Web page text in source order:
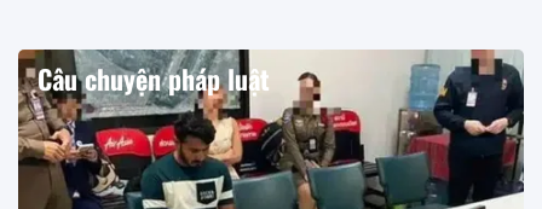
Câu chuyện pháp luật